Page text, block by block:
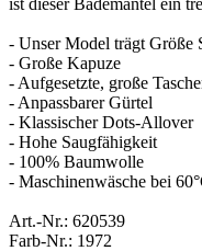
- Unser Model trägt Größe
- Große Kapuze
- Aufgesetzte, große
- Anpassbarer Gürtel
- Klassischer Dots-Allover
- Hohe Saugfähigkeit
- 100% Baumwolle
- Maschinenwäsche bei
Art.-Nr.: 620539
Farb-Nr.: 1972